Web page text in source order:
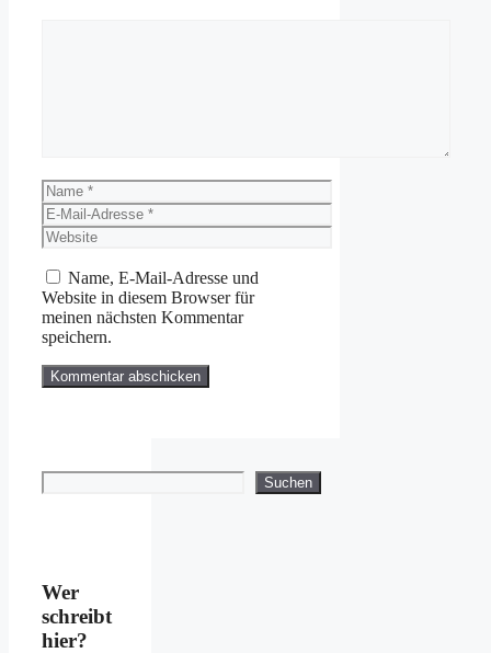
Name
E-
Mail-
Adresse
Website
Name, E-Mail-Adresse und
Website in diesem Browser für
meinen nächsten Kommentar
speichern.
Suchen Suchen
Wer
schreibt
hier?